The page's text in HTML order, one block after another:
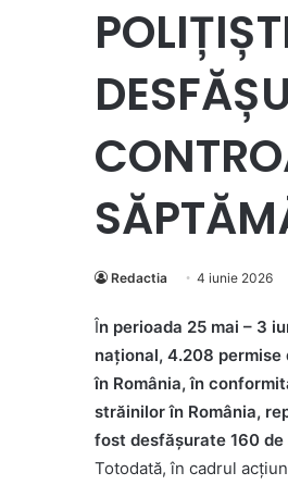
Redactia 4 iunie 2026
În perioada 25 mai – 3
național, 4.208
în România, în
străinilor în România,
fost desfășurate 160
Totodată, în cadrul